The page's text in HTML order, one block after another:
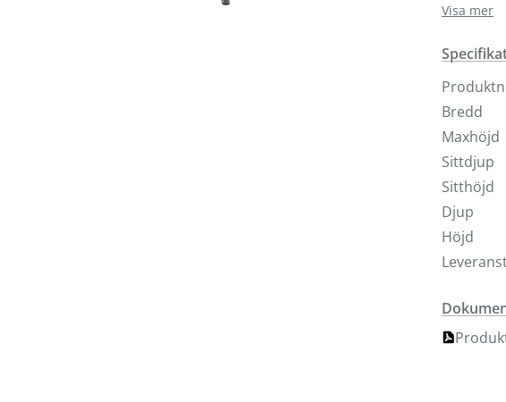
Paris är
fåtöljer.
minsta
för
går
om du
med ett
mjuka,
För
Visa mer
Bredd
Maxhöjd
Sittdjup
Sitthöjd
Djup
Höjd